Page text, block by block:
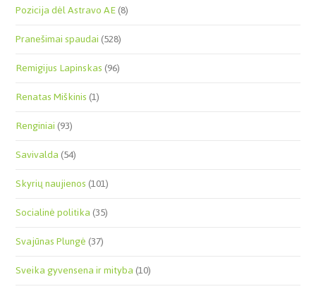
Pozicija dėl Astravo AE(8)
Pranešimai spaudai(528)
Remigijus Lapinskas(96)
Renatas Miškinis(1)
Renginiai(93)
Savivalda(54)
Skyrių naujienos(101)
Socialinė politika(35)
Svajūnas Plungė(37)
Sveika gyvensena ir mityba(10)